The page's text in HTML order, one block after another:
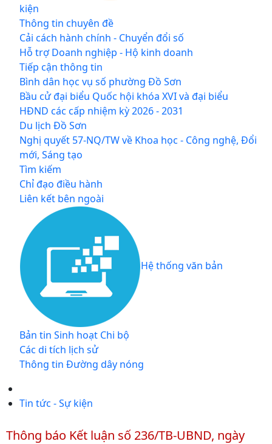
kiện
Thông tin chuyên đề
Cải cách hành chính - Chuyển đổi số
Hỗ trợ Doanh nghiệp - Hộ kinh doanh
Tiếp cận thông tin
Bình dân học vụ số phường Đồ Sơn
Bầu cử đại biểu Quốc hội khóa XVI và đại biểu
HĐND các cấp nhiệm kỳ 2026 - 2031
Du lịch Đồ Sơn
Nghị quyết 57-NQ/TW về Khoa học - Công nghệ, Đổi
mới, Sáng tạo
Tìm kiếm
Chỉ đạo điều hành
Liên kết bên ngoài
Hệ thống văn bản
Bản tin Sinh hoạt Chi bộ
Các di tích lịch sử
Thông tin Đường dây nóng
Tin tức - Sự kiện
Thông báo Kết luận số 236/TB-UBND, ngày